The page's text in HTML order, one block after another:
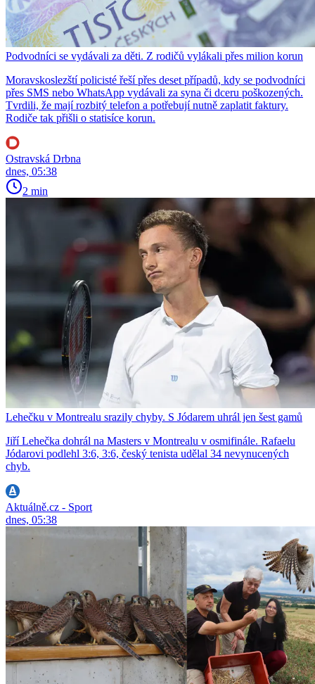
Podvodníci se vydávali za děti. Z rodičů vylákali přes milion korun
Moravskoslezští policisté řeší přes deset případů, kdy se podvodníci
přes SMS nebo WhatsApp vydávali za syna či dceru poškozených.
Tvrdili, že mají rozbitý telefon a potřebují nutně zaplatit faktury.
Rodiče tak přišli o statisíce korun.
Ostravská Drbna
dnes, 05:38
2 min
Lehečku v Montrealu srazily chyby. S Jódarem uhrál jen šest gamů
Jiří Lehečka dohrál na Masters v Montrealu v osmifinále. Rafaelu
Jódarovi podlehl 3:6, 3:6, český tenista udělal 34 nevynucených
chyb.
Aktuálně.cz - Sport
dnes, 05:38